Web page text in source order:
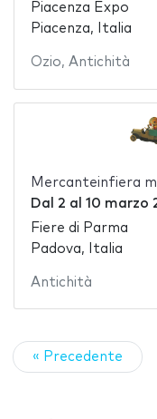
Piacenza Expo
Piacenza, Italia
Ozio, Antichità
Mercanteinfiera
Dal 2 al 10 marzo
Fiere di Parma
Padova, Italia
Antichità
« Precedente